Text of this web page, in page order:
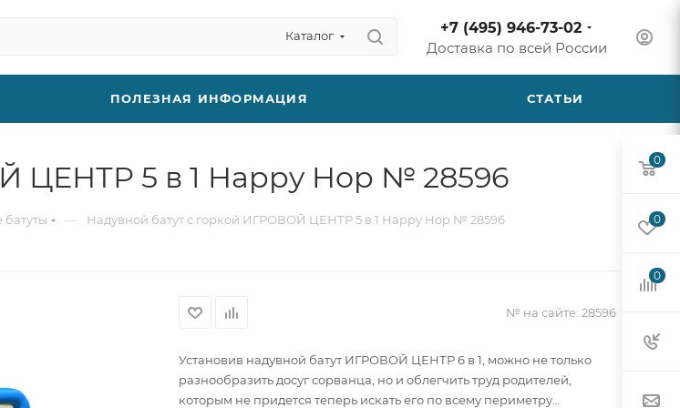
Каталог
+7 (495) 946-73-02
Доставка по всей России
ПОЛЕЗНАЯ ИНФОРМАЦИЯ СТАТЬИ
ЦЕНТР 5 в 1 Happy Hop № 28596
— Надувной батут с горкой ИГРОВОЙ ЦЕНТР 5 в 1 Happy Hop № 28596
№ на сайте: 28596
Установив надувной батут ИГРОВОЙ ЦЕНТР 6 в 1, можно не только
разнообразить досуг сорванца, но и облегчить труд родителей,
которым не придется теперь искать его по всему периметру
0
0
0